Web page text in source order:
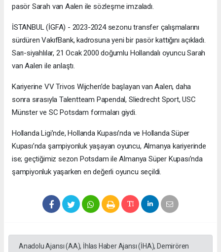
pasör Sarah van Aalen ile sözleşme imzaladı.
İSTANBUL (İGFA) - 2023-2024 sezonu transfer çalışmalarını
sürdüren VakıfBank, kadrosuna yeni bir pasör kattığını açıkladı.
Sarı-siyahlılar, 21 Ocak 2000 doğumlu Hollandalı oyuncu Sarah
van Aalen ile anlaştı.
Kariyerine VV Trivos Wijchen’de başlayan van Aalen, daha
sonra sırasıyla Talentteam Papendal, Sliedrecht Sport, USC
Münster ve SC Potsdam formaları giydi.
Hollanda Ligi’nde, Hollanda Kupası’nda ve Hollanda Süper
Kupası’nda şampiyonluk yaşayan oyuncu, Almanya kariyerinde
ise; geçtiğimiz sezon Potsdam ile Almanya Süper Kupası’nda
şampiyonluk yaşarken en değerli oyuncu seçildi.
Anadolu Ajansı (AA), İhlas Haber Ajansı (İHA), Demirören